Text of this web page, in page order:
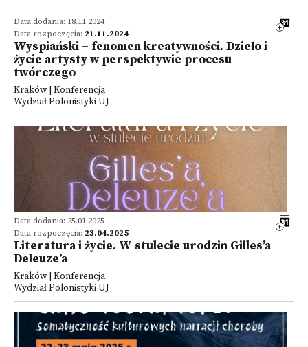
Data dodania: 18.11.2024
Data rozpoczęcia: 21.11.2024
Wyspiański – fenomen kreatywności. Dzieło i
życie artysty w perspektywie procesu
twórczego
Kraków | Konferencja
Wydział Polonistyki UJ
Data dodania: 25.01.2025
Data rozpoczęcia: 23.04.2025
Literatura i życie. W stulecie urodzin Gilles’a
Deleuze’a
Kraków | Konferencja
Wydział Polonistyki UJ